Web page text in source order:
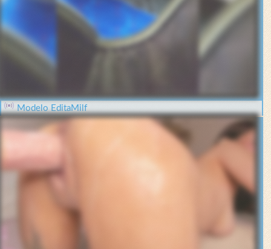
Modelo EditaMilf